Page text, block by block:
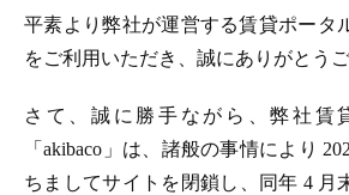
平素より弊社が運営する賃貸ポータ
をご利用いただき、誠にありがとうご
さて、誠に勝手ながら、弊社賃
「akibaco」は、諸般の事情により
ちましてサイトを閉鎖し、同年 4 月